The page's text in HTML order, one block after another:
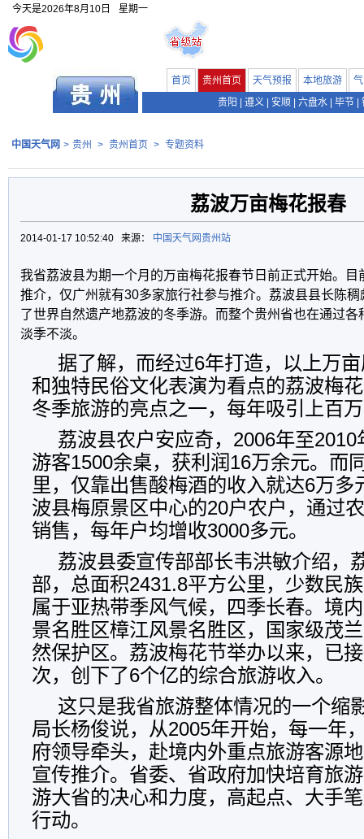
今天是2026年8月10日 星期一
首页 贵州首页 天气预报 本地旅游
贵阳
遵义 安顺 六盘水 毕节
中国天气网 > 贵州 > 贵州首页 > 专题资料
荔波万亩梅花报春
2014-01-17 10:52:40 来源： 中国天气网贵州站
我省荔波县为期一个月的万亩梅花报春节日前正式开始。
推介，仅广州就有30多家旅行社参与推介。荔波县县长陈
了世界自然遗产地荔波的冬季游。而整个贵州省也在通过
淡季不淡。
据了解，而经过6年打造，以上万
和独特民俗文化表演为看点的荔波梅
冬季旅游的亮点之一，每年吸引上百
荔波县农户安应奇，2006年至
游客1500余桌，获利润16万余元。而
里，仅靠出售酸梅酒的收入就达6万多
波县梅原景区中心的20户农户，通过
销售，每年户均增收3000多元。
荔波县委宣传部部长韦洪敏介绍，
部，总面积2431.8平方公里，少数民
属于亚热带季风气候，四季长春。境
景名胜区樟江风景名胜区，国家级茂
然保护区。荔波梅花节举办以来，已
次，创下了6个亿的综合旅游收入。
这只是我省旅游整体情况的一个缩
局长杨俊说，从2005年开始，每一年
府领导牵头，赴境内外重点旅游客源
宣传推介。省委、省政府加快培育旅
游大省的决心和力度，高起点、大手
行动。